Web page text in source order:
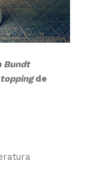
Bundt
toppingde